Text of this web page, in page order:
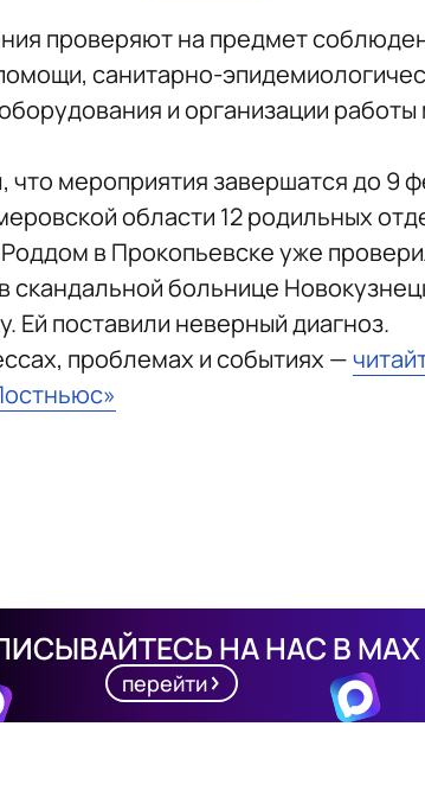
проверяют на предмет
санитарно-
и организации
что мероприятия завершатся до 9
области 12 родильных
в Прокопьевске уже
скандальной больнице
Ей поставили неверный диагноз.
проблемах и событиях —
НА НАС В MAX
перейти